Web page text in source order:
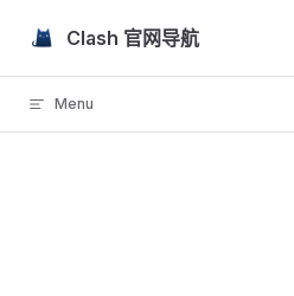
Skip to content
Clash 官网导航
Menu